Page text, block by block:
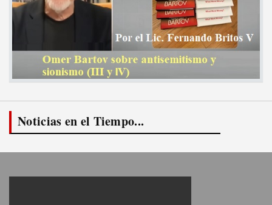
Noticias en el Tiempo...